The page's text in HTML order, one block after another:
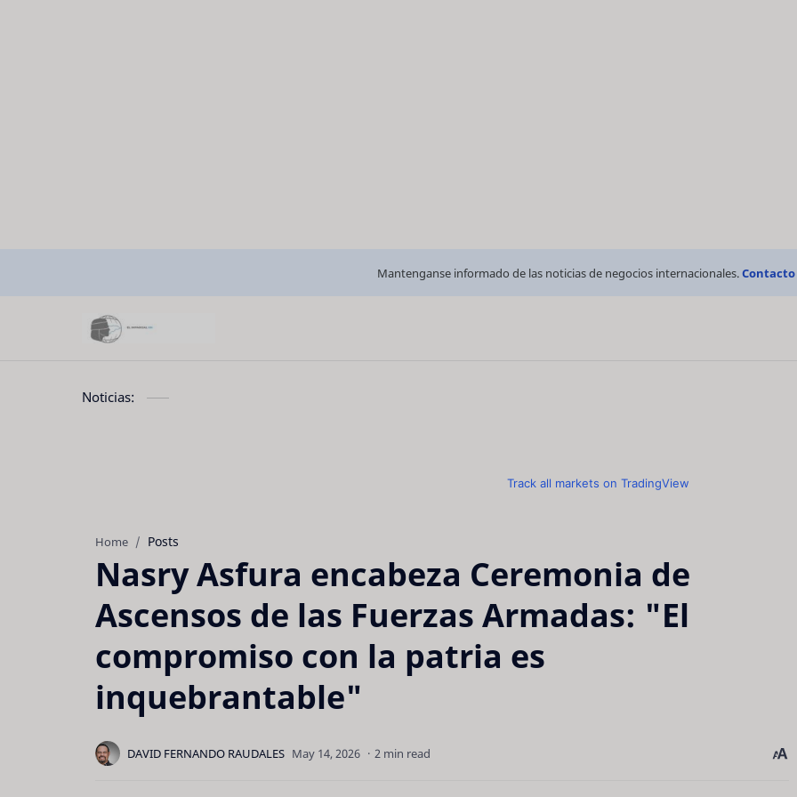
Mantenganse informado de las noticias de negocios internacionales.Contacto
Noticias:
Track all markets on TradingView
Home Posts
Nasry Asfura encabeza Ceremonia de
Ascensos de las Fuerzas Armadas: "El
compromiso con la patria es
inquebrantable"
2 min read